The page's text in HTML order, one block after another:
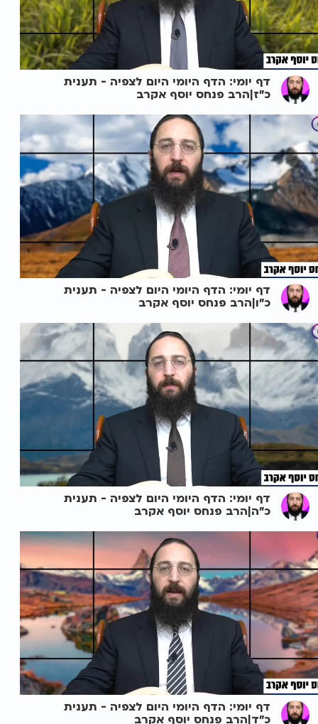
דף יומי: הדף היומי היום לצפיה - תענית
כ"ז|הרב פנחס יוסף אקרב
דף יומי: הדף היומי היום לצפיה - תענית
כ"ו|הרב פנחס יוסף אקרב
דף יומי: הדף היומי היום לצפיה - תענית
כ"ה|הרב פנחס יוסף אקרב
דף יומי: הדף היומי היום לצפיה - תענית
כ"ד|הרב פנחס יוסף אקרב